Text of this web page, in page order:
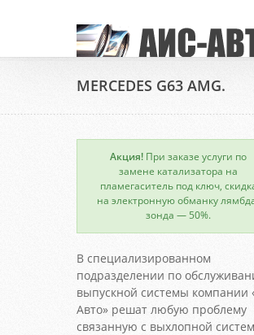
MERCEDES G63 AMG.
Акция! При заказе услуги по
замене катализатора на
пламегаситель под ключ,
на электронную обманку
зонда — 50%.
В специализированном
подразделении по
выпускной системы компании
Авто» решат любую проблему
связанную с выхлопной